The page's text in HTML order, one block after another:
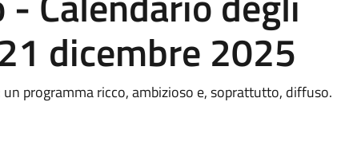
dicembre 2025
programma ricco, ambizioso e, soprattutto, diffuso.